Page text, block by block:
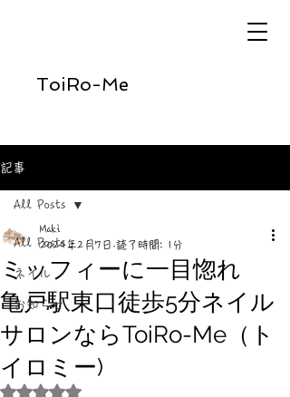
ToiRo-Me
記事
All Posts
ネイル
お知らせ
All Posts
ミッフィーに一目惚れ
亀戸駅東口徒歩5分ネイル
サロンならToiRo-Me（ト
イロミー)
Maki
2024年2月7日 読了時間: 1分
5つ星のうちNaNと評価されています。